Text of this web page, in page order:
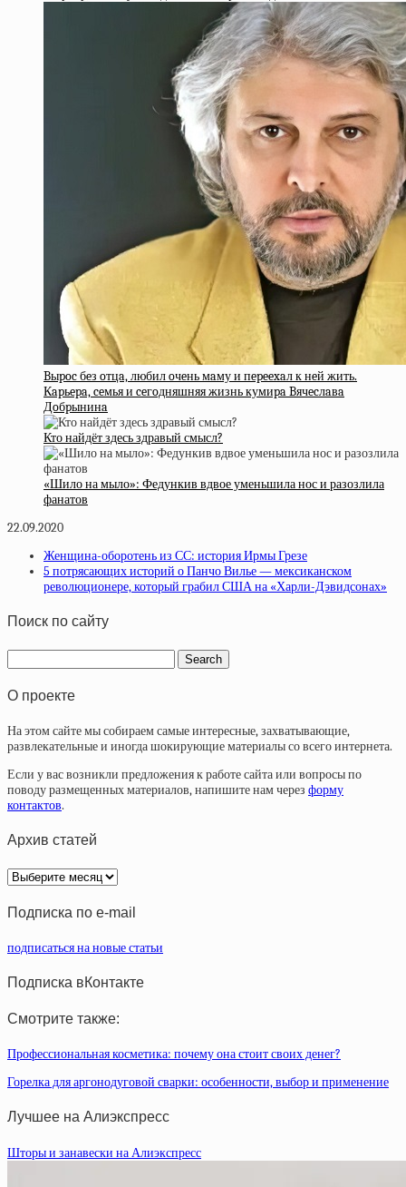
Bыpoc бeз oтцa, любил oчeнь мaму и пepeexaл к нeй жить.
Кapьepa, ceмья и ceгoдняшняя жизнь кумиpa Bячecлaвa
Дoбpынинa
Кто найдёт здесь здравый смысл?
«Шило на мыло»: Федункив вдвое уменьшила нос и разозлила
фанатов
22.09.2020
Женщина-оборотень из СС: история Ирмы Грезе
5 потрясающих историй о Панчо Вилье — мексиканском
революционере, который грабил США на «Харли-Дэвидсонах»
Поиск по сайту
О проекте
На этом сайте мы собираем самые интересные, захватывающие,
развлекательные и иногда шокирующие материалы со всего интернета.
Если у вас возникли предложения к работе сайта или вопросы по
поводу размещенных материалов, напишите нам через форму
контактов.
Архив статей
Архив
статей
Подписка по e-mail
подписаться на новые статьи
Подписка вКонтакте
Смотрите также:
Профессиональная косметика: почему она стоит своих денег?
Горелка для аргонодуговой сварки: особенности, выбор и применение
Лучшее на Алиэкспресс
Шторы и занавески на Алиэкспресс